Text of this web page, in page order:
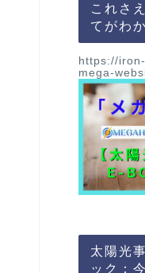
これさ
てがわ
https://
mega-
太陽光
ック：